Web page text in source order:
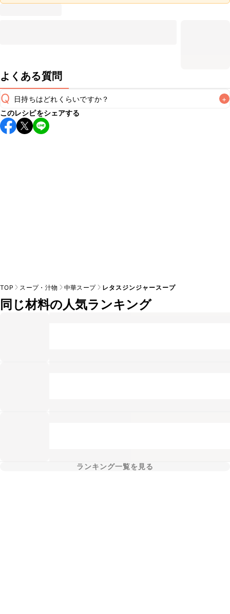
よくある質問
Q 日持ちはどれくらいですか？ +
保存期間は冷蔵で翌日中が目安です。なるべくお早めにお召
し上がりください。
このレシピをシェアする
TOP スープ・汁物 中華スープ レタスジンジャースープ
同じ材料の人気ランキング
ランキング一覧を見る